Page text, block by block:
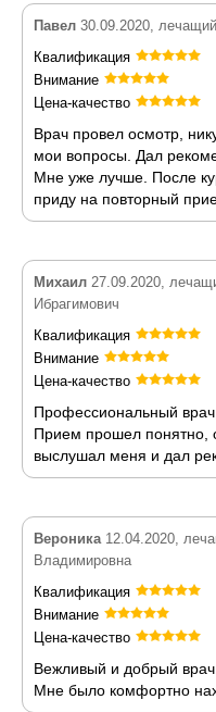
Павел 30.09.2020,
Квалификация
Внимание
Цена-качество
Врач провел осмотр,
мои вопросы. Дал
Мне уже лучше. После
приду на повторный
Михаил 27.09.2020,
Ибрагимович
Квалификация
Внимание
Цена-качество
Профессиональный
Прием прошел понятно,
выслушал меня и дал
Вероника12.04.2020,
Владимировна
Квалификация
Внимание
Цена-качество
Вежливый и добрый
Мне было комфортно